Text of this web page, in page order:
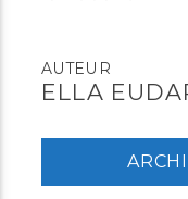
AUTEUR
ELLA